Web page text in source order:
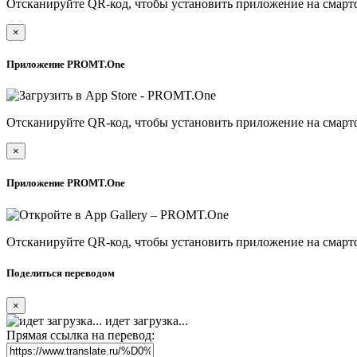
Отсканируйте QR-код, чтобы установить приложение на
×
Приложение PROMT.One
Отсканируйте QR-код, чтобы установить приложение на
×
Приложение PROMT.One
Отсканируйте QR-код, чтобы установить приложение на
Поделиться переводом
×
идет загрузка...
Прямая ссылка на перевод: